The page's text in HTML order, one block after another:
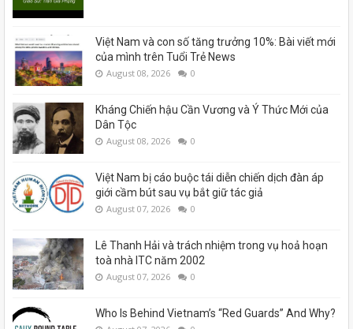
Việt Nam và con số tăng trưởng 10%: Bài viết mới
của mình trên Tuổi Trẻ News
August 08, 2026 0
Kháng Chiến hậu Cần Vương và Ý Thức Mới của
Dân Tộc
August 08, 2026 0
Việt Nam bị cáo buộc tái diễn chiến dịch đàn áp
giới cầm bút sau vụ bắt giữ tác giả
August 07, 2026 0
Lê Thanh Hải và trách nhiệm trong vụ hoả hoạn
toà nhà ITC năm 2002
August 07, 2026 0
Who Is Behind Vietnam’s “Red Guards” And Why?